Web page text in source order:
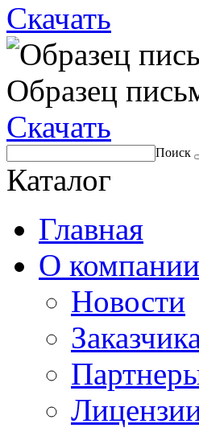
Скачать
Образец
Скачать
Поиск
Каталог
Главная
О компании
Новости